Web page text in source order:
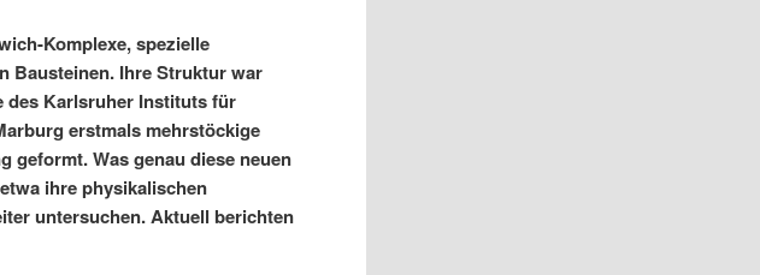
Komplexe, spezielle
Bausteinen. Ihre Struktur war
des Karlsruher Instituts für
erstmals mehrstöckige
geformt. Was genau diese neuen
ihre physikalischen
untersuchen. Aktuell berichten